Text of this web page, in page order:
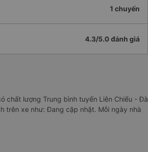
1 chuyến
4.3/5.0 đánh giá
chất lượng Trung bình tuyến Liên Chiểu - Đà
trên xe như: Đang cập nhật. Mỗi ngày nhà